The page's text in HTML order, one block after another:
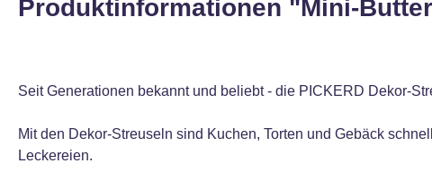
Produktinformationen "Mini-
Seit Generationen bekannt und beliebt - die PICKERD Dekor-
Mit den Dekor-Streuseln sind Kuchen, Torten und Gebäck
Leckereien.